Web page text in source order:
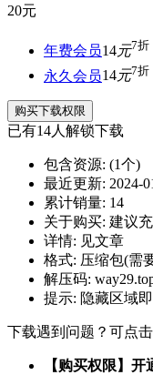
20元
年费会员14元7折
永久会员14元7折
购买下载权限
已有14人解锁下载
包含资源: (1个)
最近更新: 2024-
累计销量: 14
关于购买: 建议
详情: 见文章
格式: 压缩包(需
解压码:
提示: 隐藏区域
下载遇到问题？可点
【购买权限】